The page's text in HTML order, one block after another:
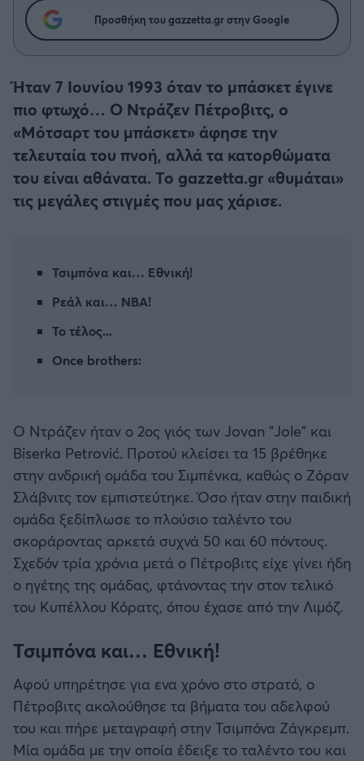
Δημήτρης Τσορμπατζόγλου
Άρης
ΟΦΗ
Βόλος
Ατρόμητος Αθηνών
Παναιτωλικός
Μπαρτσελόνα
Ρεάλ Μαδρίτης
Ατλέτικο Μαδρίτης
Μάντσεστερ Γιουνάιτεντ
Λίβερπουλ
Τσέλσι
Συνεντεύξεις
Μεγάλη μου Αγάπη
Μια Ιστορία από την Πόλη
Μπάσκετ: Τουρκία
Κύπελλο Ελλάδας Μπάσκετ
Μπάσκετ: Γερμανία
Μπάσκετ: Ιταλία
Μπάσκετ: Γαλλία
NCAA
Μπάσκετ: Ισραήλ
Μπάσκετ: Λιθουανία
Προολυμπιακό Τουρνουά
Προκριματικά EUROBASKET
EUROBASKET 2025
Προκριματικά MUNDOBASKET
Παγκόσμιο Κύπελλο
EUROBASKET Γυναικών 2025
Ολυμπιακοί Αγώνες Μπάσκετ
ΟΠΑΠ BASKET LEAGUE
Προσθήκη του gazzetta.gr στην Google
Ήταν 7 Ιουνίου 1993 όταν το μπάσκετ έγινε
πιο φτωχό… Ο Ντράζεν Πέτροβιτς, ο
«Μότσαρτ του μπάσκετ» άφησε την
τελευταία του πνοή, αλλά τα κατορθώματα
του είναι αθάνατα. Το gazzetta.gr «θυμάται»
τις μεγάλες στιγμές που μας χάρισε.
Τσιμπόνα και… Εθνική!
Ρεάλ και… NBA!
Το τέλος...
Once brothers:
Ο Ντράζεν ήταν ο 2ος γιός των Jovan "Jole" και
Biserka Petrović. Προτού κλείσει τα 15 βρέθηκε
στην ανδρική ομάδα του Σιμπένκα, καθώς ο Ζόραν
Σλάβνιτς τον εμπιστεύτηκε. Όσο ήταν στην παιδική
ομάδα ξεδίπλωσε το πλούσιο ταλέντο του
σκοράροντας αρκετά συχνά 50 και 60 πόντους.
Σχεδόν τρία χρόνια μετά ο Πέτροβιτς είχε γίνει ήδη
ο ηγέτης της ομάδας, φτάνοντας την στον τελικό
του Κυπέλλου Κόρατς, όπου έχασε από την Λιμόζ.
Τσιμπόνα και… Εθνική!
Αφού υπηρέτησε για ενα χρόνο στο στρατό, ο
Πέτροβιτς ακολούθησε τα βήματα του αδελφού
του και πήρε μεταγραφή στην Τσιμπόνα Ζάγκρεμπ.
Μία ομάδα με την οποία έδειξε το ταλέντο του και